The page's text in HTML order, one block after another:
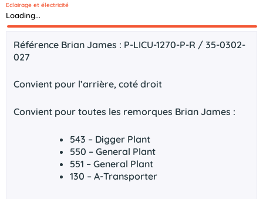
Eclairage et électricité
Loading...
Description
Référence Brian James : P-LICU-1270-P-R / 35-0302-
027
Convient pour l’arrière, coté droit
Convient pour toutes les remorques Brian James :
543 – Digger Plant
550 – General Plant
551 – General Plant
130 – A-Transporter